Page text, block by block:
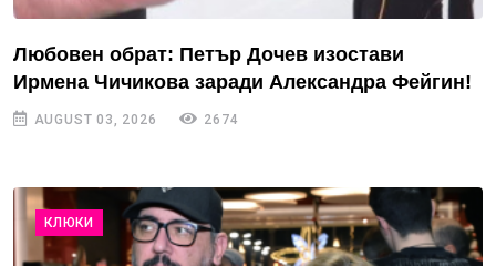
Любовен обрат: Петър Дочев изостави
Ирмена Чичикова заради Александра Фейгин!
AUGUST 03, 2026 2674
КЛЮКИ